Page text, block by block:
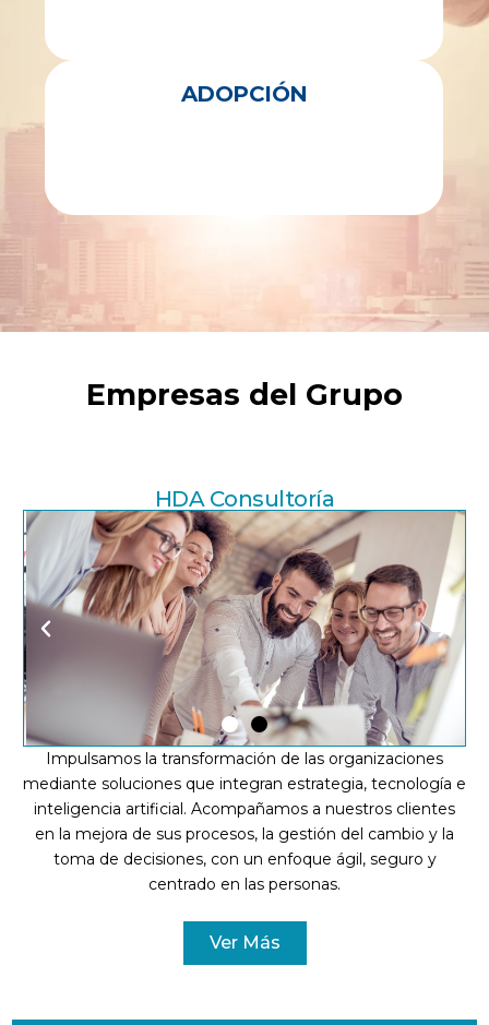
ADOPCIÓN
Empresas del Grupo
HDA Consultoría
P
v
i
o
N
e
x
t
s
l
i
Impulsamos la transformación de las organizaciones
mediante soluciones que integran estrategia, tecnología e
inteligencia artificial. Acompañamos a nuestros clientes
en la mejora de sus procesos, la gestión del cambio y la
toma de decisiones, con un enfoque ágil, seguro y
centrado en las personas.
Ver Más